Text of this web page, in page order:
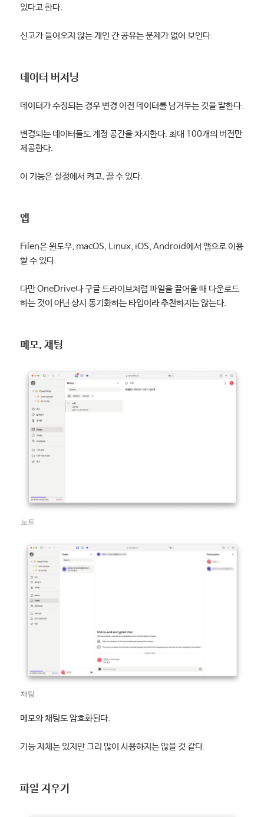
있다고 한다.
신고가 들어오지 않는 개인 간 공유는 문제가 없어 보인다.
데이터 버저닝
데이터가 수정되는 경우 변경 이전 데이터를 남겨두는 것을 말한다.
변경되는 데이터들도 계정 공간을 차지한다. 최대 100개의 버전만
제공한다.
이 기능은 설정에서 켜고, 끌 수 있다.
앱
Filen은 윈도우, macOS, Linux, iOS, Android에서 앱으로 이용
할 수 있다.
다만 OneDrive나 구글 드라이브처럼 파일을 끌어올 때 다운로드
하는 것이 아닌 상시 동기화하는 타입이라 추천하지는 않는다.
메모, 채팅
노트
채팅
메모와 채팅도 암호화된다.
기능 자체는 있지만 그리 많이 사용하지는 않을 것 같다.
파일 지우기